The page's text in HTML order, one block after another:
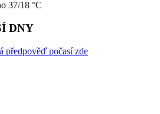
37/18 °C
DNY
předpověď počasí zde